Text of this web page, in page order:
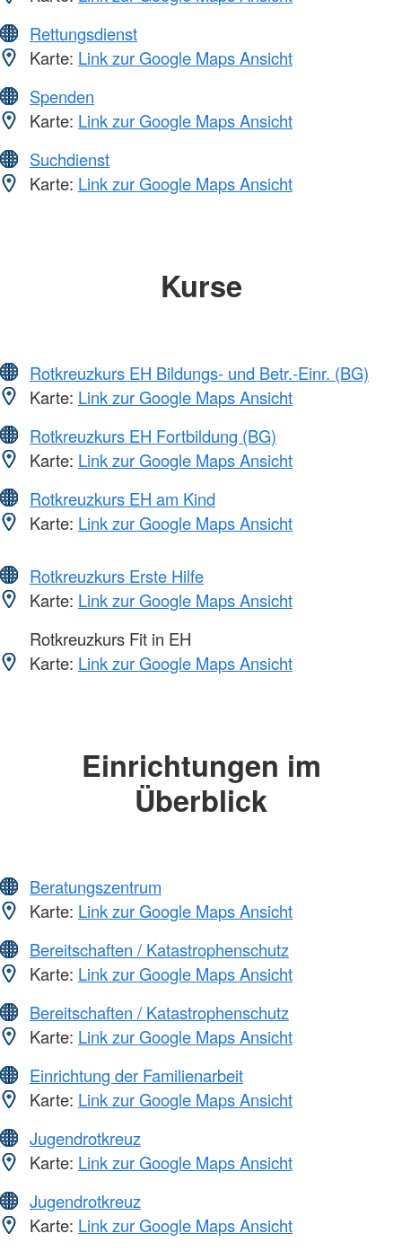
Rettungsdienst
Karte: Link zur Google Maps Ansicht
Spenden
Karte: Link zur Google Maps Ansicht
Suchdienst
Karte: Link zur Google Maps Ansicht
Kurse
Rotkreuzkurs EH Bildungs- und Betr.-Einr. (BG)
Karte: Link zur Google Maps Ansicht
Rotkreuzkurs EH Fortbildung (BG)
Karte: Link zur Google Maps Ansicht
Rotkreuzkurs EH am Kind
Karte: Link zur Google Maps Ansicht
Rotkreuzkurs Erste Hilfe
Karte: Link zur Google Maps Ansicht
Rotkreuzkurs Fit in EH
Karte: Link zur Google Maps Ansicht
Einrichtungen im
Überblick
Beratungszentrum
Karte: Link zur Google Maps Ansicht
Bereitschaften / Katastrophenschutz
Karte: Link zur Google Maps Ansicht
Bereitschaften / Katastrophenschutz
Karte: Link zur Google Maps Ansicht
Einrichtung der Familienarbeit
Karte: Link zur Google Maps Ansicht
Jugendrotkreuz
Karte: Link zur Google Maps Ansicht
Jugendrotkreuz
Karte: Link zur Google Maps Ansicht